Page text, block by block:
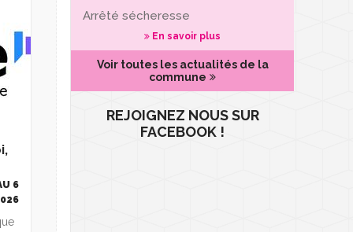
6
Arrêté sécheresse
En savoir plus
Voir toutes les actualités de la
commune
REJOIGNEZ NOUS SUR
FACEBOOK !